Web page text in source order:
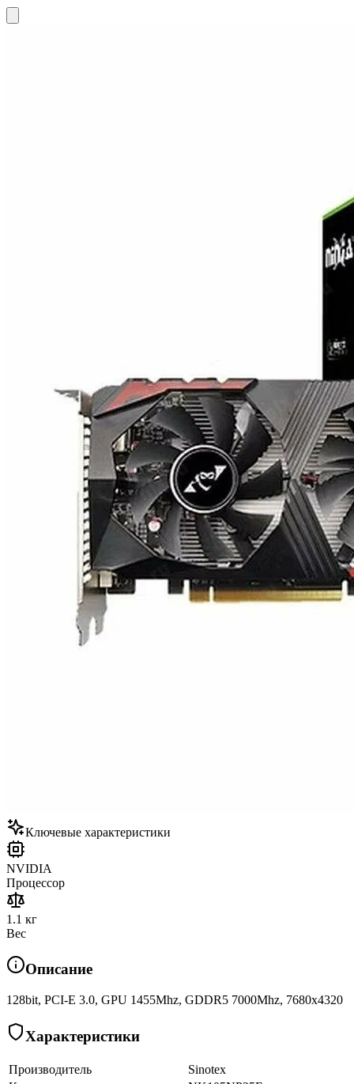
Ключевые характеристики
NVIDIA
Процессор
1.1 кг
Вес
Описание
128bit, PCI-E 3.0, GPU 1455Mhz, GDDR5 7000Mhz, 7680x4320
Характеристики
Производитель
Sinotex